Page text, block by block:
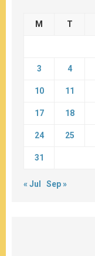
M T
3 4
10 11
17 18
24 25
31
« Jul Sep »